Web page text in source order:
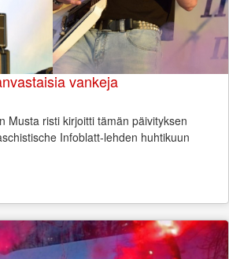
vankeja
Musta risti kirjoitti tämän päivityksen
Infoblatt-lehden huhtikuun